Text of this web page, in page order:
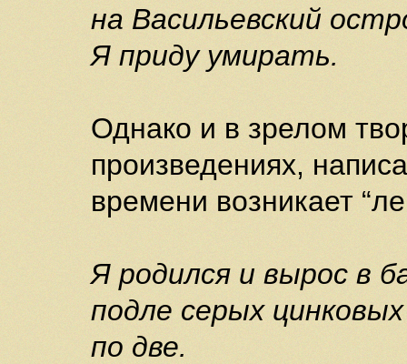
на Васильевский
Я приду умирать.
Однако и в зрелом
произведениях,
времени возникает
Я родился и вырос в
подле серых
по две.